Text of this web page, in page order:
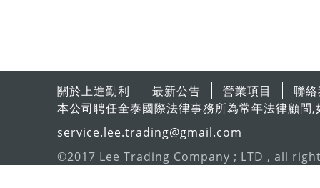
關於上進勤利 最新公告 營業項目
聯
本公司聘任全泰國際法律事務所為常年法律顧
service.lee.trading@gmail.com
©2017 Lee Trading Company ; LTD , all